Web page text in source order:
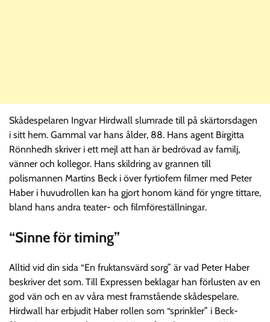
Skådespelaren Ingvar Hirdwall slumrade till på skärtorsdagen
i sitt hem. Gammal var hans ålder, 88. Hans agent Birgitta
Rönnhedh skriver i ett mejl att han är bedrövad av familj,
vänner och kollegor. Hans skildring av grannen till
polismannen Martins Beck i över fyrtiofem filmer med Peter
Haber i huvudrollen kan ha gjort honom känd för yngre tittare,
bland hans andra teater- och filmföreställningar.
“Sinne för timing”
Alltid vid din sida “En fruktansvärd sorg” är vad Peter Haber
beskriver det som. Till Expressen beklagar han förlusten av en
god vän och en av våra mest framstående skådespelare.
Hirdwall har erbjudit Haber rollen som “sprinkler” i Beck-